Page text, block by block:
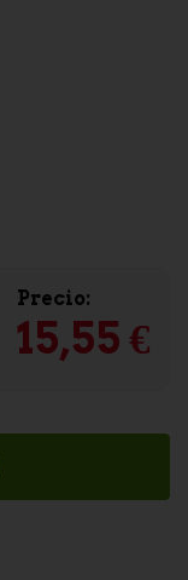
Precio:
15,55 €